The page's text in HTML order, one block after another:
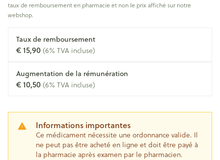
taux de remboursement en pharmacie et non le prix affiché sur notre
webshop.
Taux de remboursement
€ 15,90(6% TVA incluse)
Augmentation de la rémunération
€ 10,50(6% TVA incluse)
Informations importantes
Ce médicament nécessite une ordonnance valide. Il
ne peut pas être acheté en ligne et doit être payé à
la pharmacie après examen par le pharmacien.